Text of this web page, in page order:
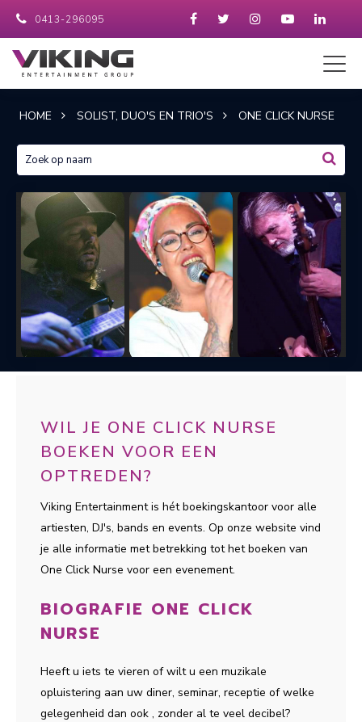
0413-296095
HOME SOLIST, DUO'S EN TRIO'S ONE CLICK NURSE
WIL JE ONE CLICK NURSE
BOEKEN VOOR EEN
OPTREDEN?
Viking Entertainment is hét boekingskantoor voor alle
artiesten, DJ's, bands en events. Op onze website vind
je alle informatie met betrekking tot het boeken van
One Click Nurse voor een evenement.
BIOGRAFIE ONE CLICK
NURSE
Heeft u iets te vieren of wilt u een muzikale
opluistering aan uw diner, seminar, receptie of welke
gelegenheid dan ook , zonder al te veel decibel?